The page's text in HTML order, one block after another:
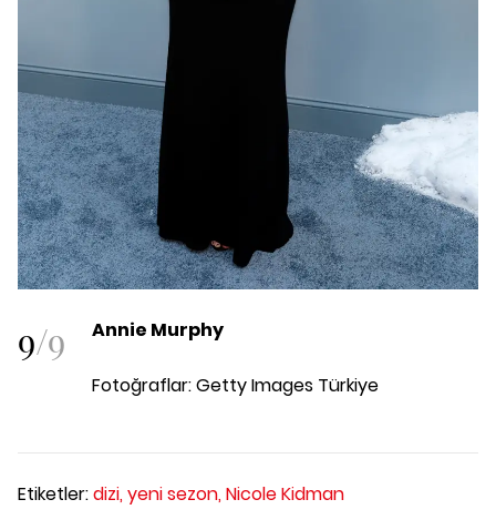
9/9 Annie Murphy
Fotoğraflar: Getty Images Türkiye
Etiketler:dizi,yeni sezon,Nicole Kidman